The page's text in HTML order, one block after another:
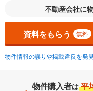
不動産会社に
資料をもらう 無料
物件情報の誤りや掲載違反を発
物件購入者は 平